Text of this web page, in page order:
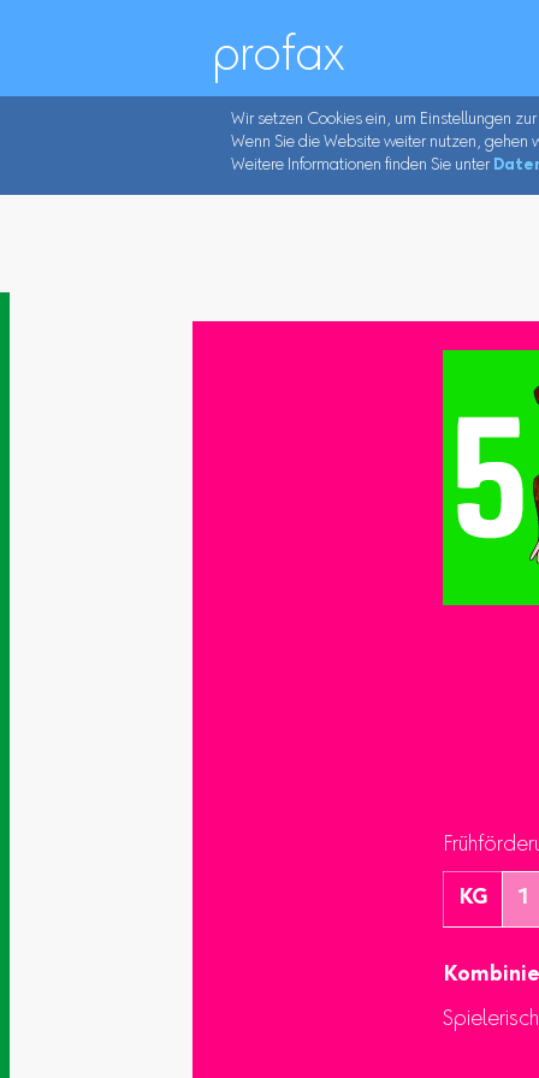
profax
Wir setzen Cookies ein, um Einstellungen
Wenn Sie die Website weiter nutzen, gehen
Weitere Informationen finden Sie unter
KG 1